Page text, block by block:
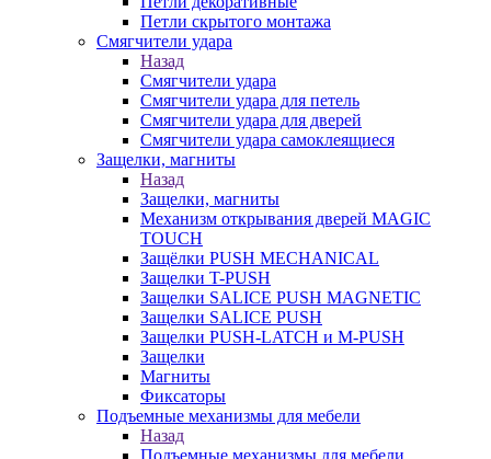
Петли скрытого монтажа
Смягчители удара
Назад
Смягчители удара
Смягчители удара для петель
Смягчители удара для дверей
Cмягчители удара самоклеящиеся
Защелки, магниты
Назад
Защелки, магниты
Механизм открывания дверей MAGIC
TOUCH
Защёлки PUSH MECHANICAL
Защелки T-PUSH
Защелки SALICE PUSH MAGNETIC
Защелки SALICE PUSH
Защелки PUSH-LATCH и M-PUSH
Защелки
Магниты
Фиксаторы
Подъемные механизмы для мебели
Назад
Подъемные механизмы для мебели